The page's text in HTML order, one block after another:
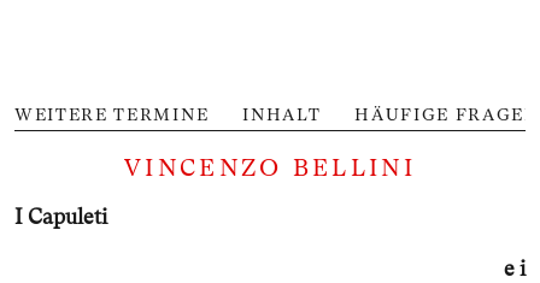
WEITERE TERMINE INHALT HÄUFIGE FRAGEN
VINCENZO BELLINI
I Ca­pu­le­ti
e i